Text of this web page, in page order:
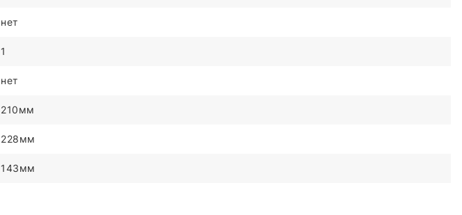
нет
1
нет
210мм
228мм
143мм